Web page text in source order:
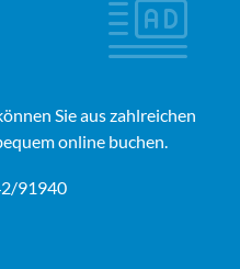
Sie aus zahlreichen
online buchen.
91940